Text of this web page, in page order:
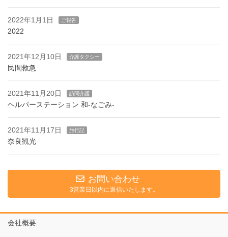
2022年1月1日 ご報告
2022
2021年12月10日 介護タクシー
民間救急
2021年11月20日 訪問介護
ヘルパーステーション 和-なごみ-
2021年11月17日 旅行記
奈良観光
お問い合わせ
3営業日以内に返信いたします。
会社概要